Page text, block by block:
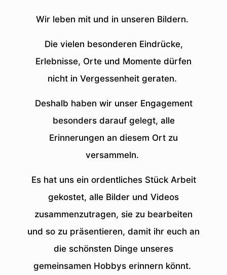
Wir leben mit und in unseren Bildern.
Die vielen besonderen Eindrücke,
Erlebnisse, Orte und Momente dürfen
nicht in Vergessenheit geraten.
Deshalb haben wir unser Engagement
besonders darauf gelegt, alle
Erinnerungen an diesem Ort zu
versammeln.
Es hat uns ein ordentliches Stück Arbeit
gekostet, alle Bilder und Videos
zusammenzutragen, sie zu bearbeiten
und so zu präsentieren, damit ihr euch an
die schönsten Dinge unseres
gemeinsamen Hobbys erinnern könnt.